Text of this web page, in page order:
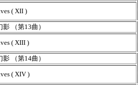
( XII )
（第13曲）
( XIII )
（第14曲）
( XIV )